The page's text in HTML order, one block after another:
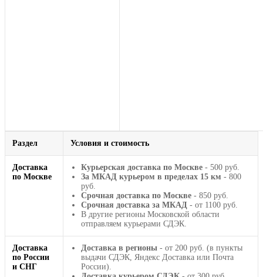
Раздел Условия и стоимость
Доставка
по Москве
Курьерская доставка по Москве - 500 руб.
За МКАД курьером в пределах 15 км - 800
руб.
Срочная доставка по Москве - 850 руб.
Срочная доставка за МКАД - от 1100 руб.
В другие регионы Московской области
отправляем курьерами СДЭК.
Доставка
по России
и СНГ
Доставка в регионы - от 200 руб. (в пункты
выдачи СДЭК, Яндекс Доставка или Почта
России).